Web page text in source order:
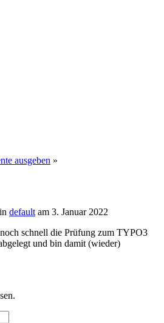
ausgeben »
in default am 3. Januar 2022
schnell die Prüfung zum TYPO3
und bin damit (wieder)